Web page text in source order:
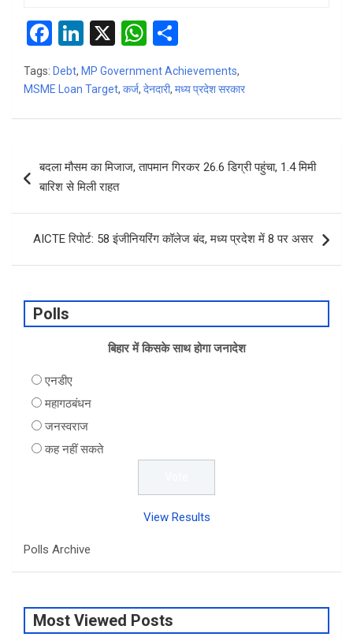
F
a
ce
o
k
Li
n
ke
X
W
at
p
h
ar
Tags: Debt, MP Government Achievements,
MSME Loan Target, कर्ज, देनदारी, मध्य प्रदेश सरकार
navigation
बदला मौसम का मिजाज, तापमान गिरकर 26.6 डिग्री पहुंचा, 1.4 मिमी
बारिश से मिली राहत
AICTE रिपोर्ट: 58 इंजीनियरिंग कॉलेज बंद, मध्य प्रदेश में 8 पर असर
Polls
बिहार में किसके साथ होगा जनादेश
एनडीए
महागठबंधन
जनस्वराज
कह नहीं सकते
View Results
Polls Archive
Most Viewed Posts